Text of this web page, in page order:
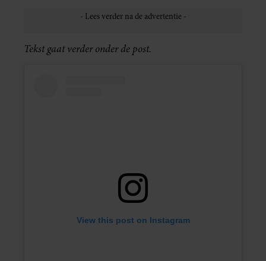
Tekst gaat verder onder de post.
View this post on Instagram